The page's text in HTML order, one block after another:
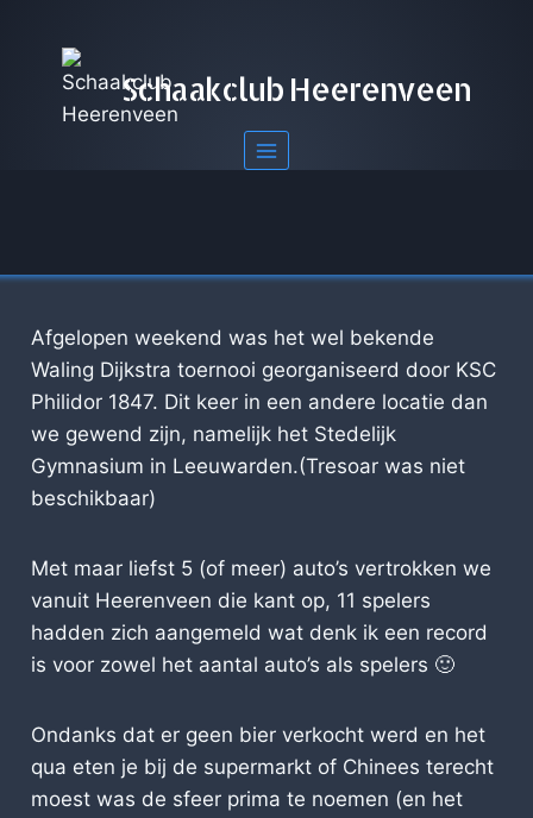
inhoud
Schaakclub Heerenveen
Afgelopen weekend was het wel bekende
Waling Dijkstra toernooi georganiseerd door KSC
Philidor 1847. Dit keer in een andere locatie dan
we gewend zijn, namelijk het Stedelijk
Gymnasium in Leeuwarden.(Tresoar was niet
beschikbaar)
Met maar liefst 5 (of meer) auto’s vertrokken we
vanuit Heerenveen die kant op, 11 spelers
hadden zich aangemeld wat denk ik een record
is voor zowel het aantal auto’s als spelers 🙂
Ondanks dat er geen bier verkocht werd en het
qua eten je bij de supermarkt of Chinees terecht
moest was de sfeer prima te noemen (en het